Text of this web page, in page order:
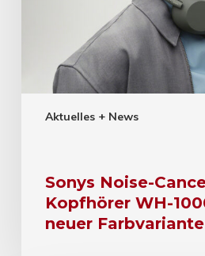
Aktuelles + News
Sonys Noise-
Kopfhörer WH-
neuer Farbvariante